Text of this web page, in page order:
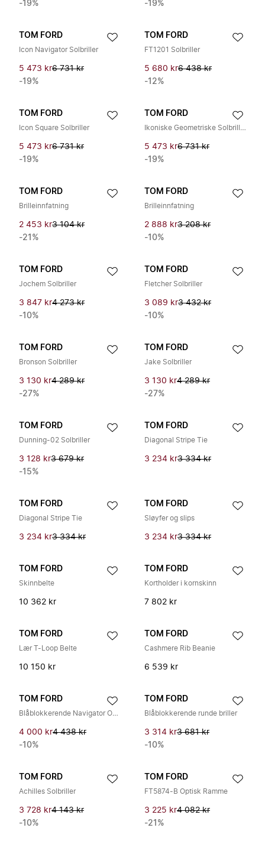
-19% -19%
TOM FORD
Icon Navigator Solbriller
5 473 kr6 731 kr
-19%
TOM FORD
FT1201 Solbriller
5 680 kr6 438 kr
-12%
TOM FORD
Icon Square Solbriller
5 473 kr6 731 kr
-19%
TOM FORD
Ikoniske Geometriske Solbriller
5 473 kr6 731 kr
-19%
TOM FORD
Brilleinnfatning
2 453 kr3 104 kr
-21%
TOM FORD
Brilleinnfatning
2 888 kr3 208 kr
-10%
TOM FORD
Jochem Solbriller
3 847 kr4 273 kr
-10%
TOM FORD
Fletcher Solbriller
3 089 kr3 432 kr
-10%
TOM FORD
Bronson Solbriller
3 130 kr4 289 kr
-27%
TOM FORD
Jake Solbriller
3 130 kr4 289 kr
-27%
TOM FORD
Dunning-02 Solbriller
3 128 kr3 679 kr
-15%
TOM FORD
Diagonal Stripe Tie
3 234 kr3 334 kr
TOM FORD
Diagonal Stripe Tie
3 234 kr3 334 kr
TOM FORD
Sløyfer og slips
3 234 kr3 334 kr
TOM FORD
Skinnbelte
10 362 kr
TOM FORD
Kortholder i kornskinn
7 802 kr
TOM FORD
Lær T-Loop Belte
10 150 kr
TOM FORD
Cashmere Rib Beanie
6 539 kr
TOM FORD
Blåblokkerende Navigator Optisk Ramme
4 000 kr4 438 kr
-10%
TOM FORD
Blåblokkerende runde briller
3 314 kr3 681 kr
-10%
TOM FORD
Achilles Solbriller
3 728 kr4 143 kr
-10%
TOM FORD
FT5874-B Optisk Ramme
3 225 kr4 082 kr
-21%